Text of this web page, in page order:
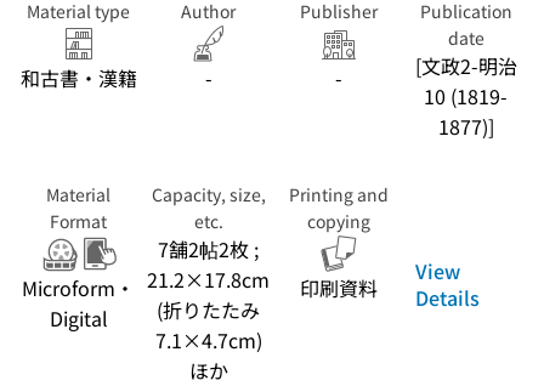
Material type
和古書・漢籍
Author
-
Publisher
-
Publication
date
[文政2-明治
10 (1819-
1877)]
Material
Format
Microform・
Digital
Capacity, size,
etc.
7舗2帖2枚 ;
21.2×17.8cm
(折りたたみ
7.1×4.7cm)
ほか
Printing and
copying
印刷資料
View
Details